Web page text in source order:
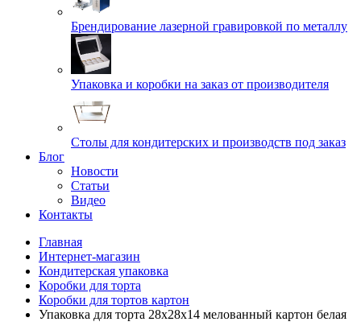
Брендирование лазерной гравировкой по металлу
Упаковка и коробки на заказ от производителя
Cтолы для кондитерских и производств под заказ
Блог
Новости
Статьи
Видео
Контакты
Главная
Интернет-магазин
Кондитерская упаковка
Коробки для торта
Коробки для тортов картон
Упаковка для торта 28х28х14 мелованный картон белая